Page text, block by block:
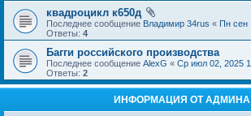
квадроцикл к650д
Последнее сообщение Владимир 34rus « Пн сен
Ответы: 4
Багги российского производства
Последнее сообщение AlexG « Ср июл 02, 2025
Ответы: 2
ИНФОРМАЦИЯ ОТ АДМИНА